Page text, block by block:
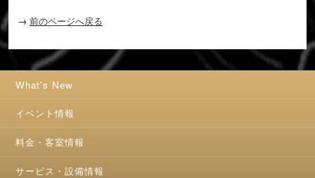
→ 前のページへ戻る
What's New
イベント情報
料金・客室情報
サービス・設備情報